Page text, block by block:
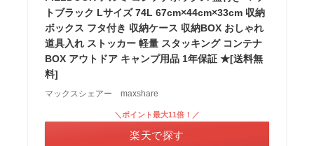
トブラック Lサイズ 74L 67cm×44cm×33cm 収納
ボックス フタ付き 収納ケース 収納BOX おしゃれ
道具入れ ストッカー 軽量 スタッキング コンテナ
BOX アウトドア キャンプ用品 1年保証 ★[送料無
料]
マックスシェアー maxshare
＼ポイント最大11倍！／
楽天で探す